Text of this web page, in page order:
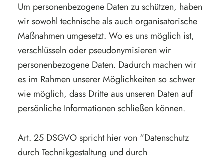
Um personenbezogene Daten zu schützen, haben
wir sowohl technische als auch organisatorische
Maßnahmen umgesetzt. Wo es uns möglich ist,
verschlüsseln oder pseudonymisieren wir
personenbezogene Daten. Dadurch machen wir
es im Rahmen unserer Möglichkeiten so schwer
wie möglich, dass Dritte aus unseren Daten auf
persönliche Informationen schließen können.
Art. 25 DSGVO spricht hier von “Datenschutz
durch Technikgestaltung und durch